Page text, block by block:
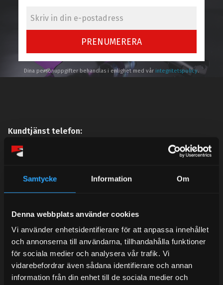
Samtycke Information Om
Denna webbplats använder cookies
Vi använder enhetsidentifierare för att anpassa innehållet
och annonserna till användarna, tillhandahålla funktioner
för sociala medier och analysera vår trafik. Vi
vidarebefordrar även sådana identifierare och annan
information från din enhet till de sociala medier och
PRENUMERERA
Dina personuppgifter behandlas i enlighet med vår integritetspolicy.
Kundtjänst telefon:
Semestertider.
under sommaren men med viss fördröjning. 2/7 -9/7 är
det helt stängt.
Tel:031- 51 66 60
E-post:info@streetperformance.se